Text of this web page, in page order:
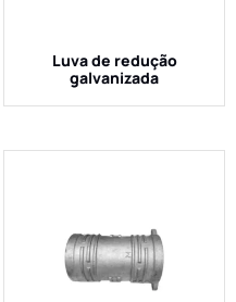
Luva de redução
galvanizada